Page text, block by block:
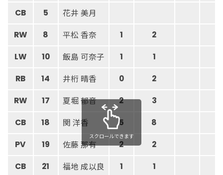
CB 5 花井 美月
RW 8 平松 香奈 1 2
LW 10 飯島 可奈子 1 1
RB 14 井桁 晴香 0 2
RW 17 夏堀 郁音 2 3
CB 18 関 洋香 5 8
PV 19 佐藤 那有 2 2
CB 21 福地 成以良 1 1
スクロールできます